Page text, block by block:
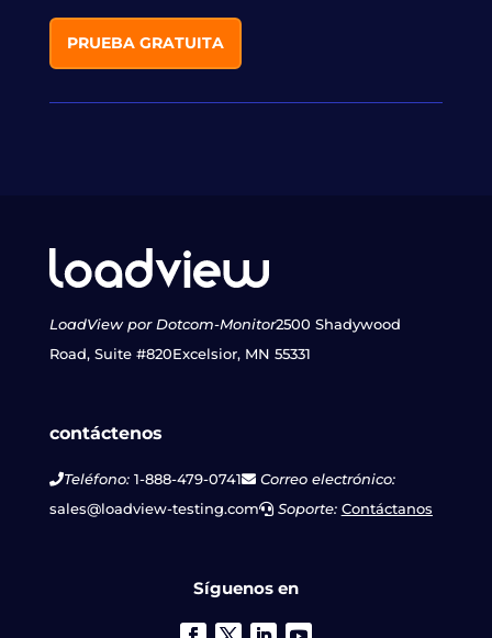
PRUEBA GRATUITA
LoadView por Dotcom-Monitor2500 Shadywood
Road, Suite #820Excelsior, MN 55331
contáctenos
Teléfono:1-888-479-0741
Correo electrónico:
sales@loadview-testing.com
Soporte: Contáctanos
Síguenos en